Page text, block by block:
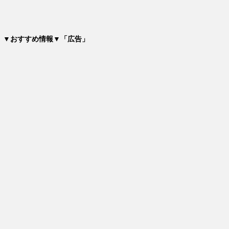
▼おすすめ情報▼「広告」